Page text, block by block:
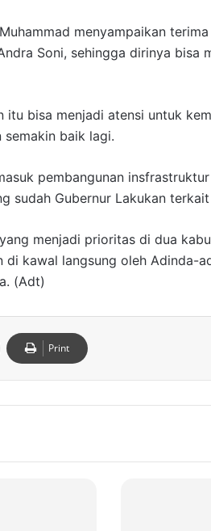
menyampaikan
Soni, sehingga dirinya bisa
itu bisa menjadi atensi untuk
baik lagi.
pembangunan
sudah Gubernur Lakukan
menjadi prioritas di dua
kawal langsung oleh Adinda-
(Adt)
Print